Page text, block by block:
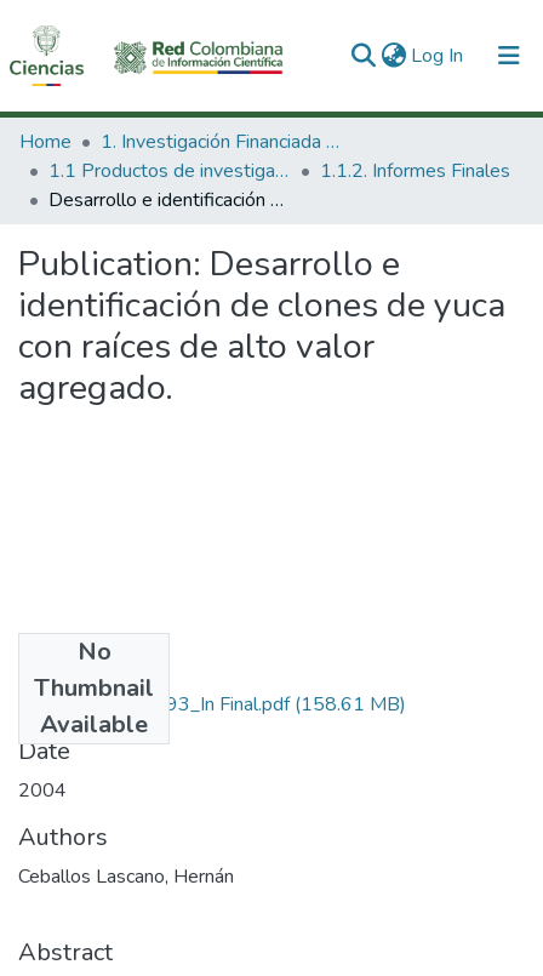
Log In (current)
Communities & Collections
All of DSpace
Home
1. Investigación Financiada con Recursos Públicos
1.1 Productos de investigación
1.1.2. Informes Finales
Desarrollo e identificación de clones de yuca con raíces de alto valor agregado.
Publication: Desarrollo e
identificación de clones de yuca
con raíces de alto valor
agregado.
No
Thumbnail
Available
1120-07-17093_In Final.pdf(158.61 MB)
Date
2004
Authors
Ceballos Lascano, Hernán
Abstract